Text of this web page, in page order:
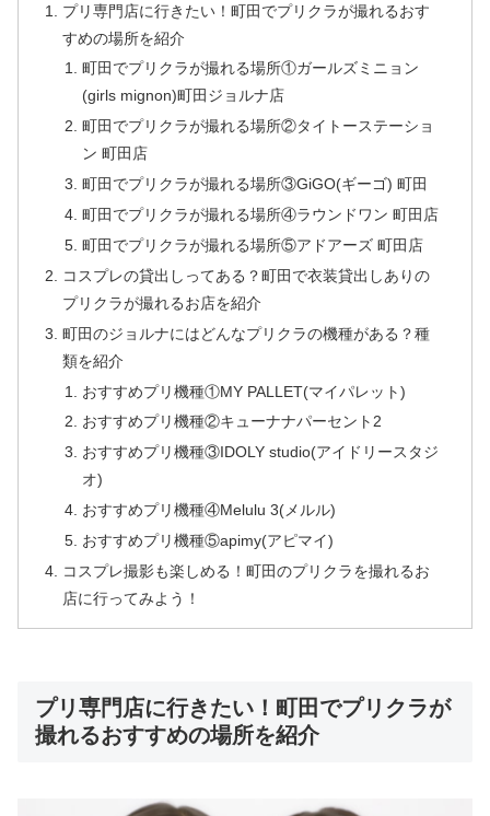
プリ専門店に行きたい！町田でプリクラが撮れるおす
すめの場所を紹介
町田でプリクラが撮れる場所①ガールズミニョン
(girls mignon)町田ジョルナ店
町田でプリクラが撮れる場所②タイトーステーショ
ン 町田店
町田でプリクラが撮れる場所③GiGO(ギーゴ) 町田
町田でプリクラが撮れる場所④ラウンドワン 町田店
町田でプリクラが撮れる場所⑤アドアーズ 町田店
コスプレの貸出しってある？町田で衣装貸出しありの
プリクラが撮れるお店を紹介
町田のジョルナにはどんなプリクラの機種がある？種
類を紹介
おすすめプリ機種①MY PALLET(マイパレット)
おすすめプリ機種②キューナナパーセント2
おすすめプリ機種③IDOLY studio(アイドリースタジ
オ)
おすすめプリ機種④Melulu 3(メルル)
おすすめプリ機種⑤apimy(アピマイ)
コスプレ撮影も楽しめる！町田のプリクラを撮れるお
店に行ってみよう！
プリ専門店に行きたい！町田でプリクラが
撮れるおすすめの場所を紹介